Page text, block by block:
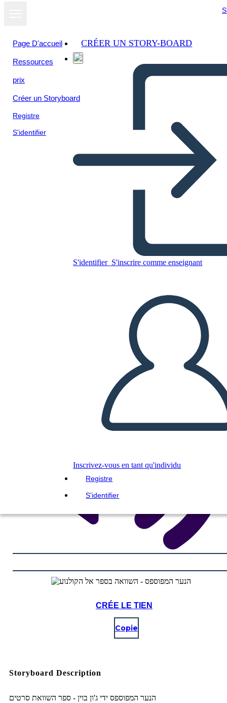
Page D'accueil
Ressources
prix
Créer un Storyboard
Registre
S'identifier
CRÉER UN STORY-BOARD
S'identifier S'inscrire comme enseignant
Inscrivez-vous en tant qu'individu
Registre
S'identifier
אל הקולנוע
CRÉER UN STORYBOARD
LIRE LE DIAPORAMA
LIS-MOI
CRÉE LE TIEN
Copie
Storyboard Description
הנער המפוספס ידי ג'ון בוין - ספר השוואת סרטים